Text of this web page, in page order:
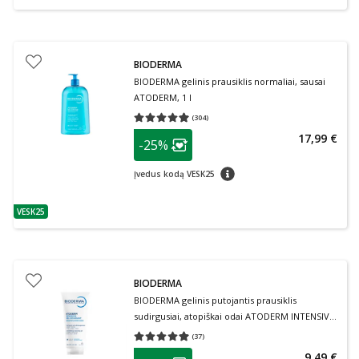
patarimas
VESK25
BIODERMA
BIODERMA gelinis prausiklis normaliai, sausai
ATODERM, 1 l
(304)
Vidutinis įvertinimas 4.96
patarimas
Lojalumo klubo narių nuolaida
-25%
Įvedus kodą VESK25 patarimas
17,99 €
BIODERMA
BIODERMA gelinis putojantis prausiklis
sudirgusiai, atopiškai odai ATODERM INTENSIVE
GEL MOUSSANT, 200 ml
(37)
Vidutinis įvertinimas 4.92
patarimas